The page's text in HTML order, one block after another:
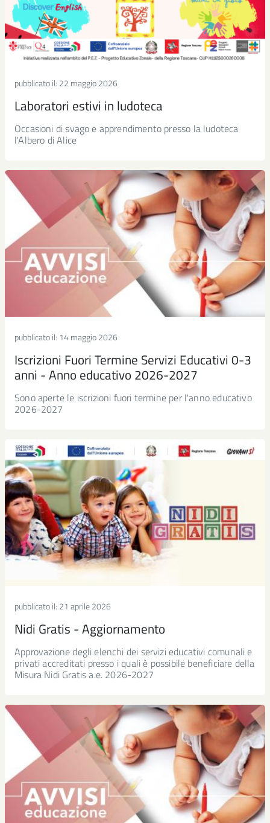
pubblicato il: 22 maggio 2026
Laboratori estivi in ludoteca
Occasioni di svago e apprendimento presso la ludoteca
l'Albero di Alice
pubblicato il: 14 maggio 2026
Iscrizioni Fuori Termine Servizi Educativi 0-3
anni - Anno educativo 2026-2027
Sono aperte le iscrizioni fuori termine per l'anno educativo
2026-2027
pubblicato il: 21 aprile 2026
Nidi Gratis - Aggiornamento
Approvazione degli elenchi dei servizi educativi comunali e
privati accreditati presso i quali è possibile beneficiare della
Misura Nidi Gratis a.e. 2026-2027